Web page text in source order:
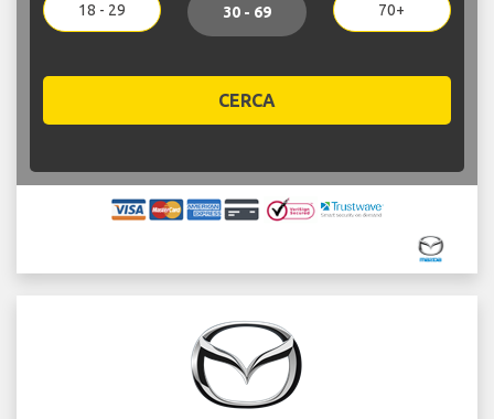
18 - 29 30 - 69 70+
CERCA